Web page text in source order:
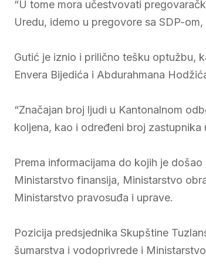
“U tome mora učestvovati
Uredu, idemo u pregovore sa SDP-
Gutić je iznio i prilično tešku optužbu,
Envera Bijedića i Abdurahmana
“Značajan broj ljudi u Kantonalnom
koljena, kao i određeni broj zastupnika
Prema informacijama do kojih je
Ministarstvo finansija, Ministarstvo
Ministarstvo pravosuđa i uprave.
Pozicija predsjednika Skupštine
šumarstva i vodoprivrede i